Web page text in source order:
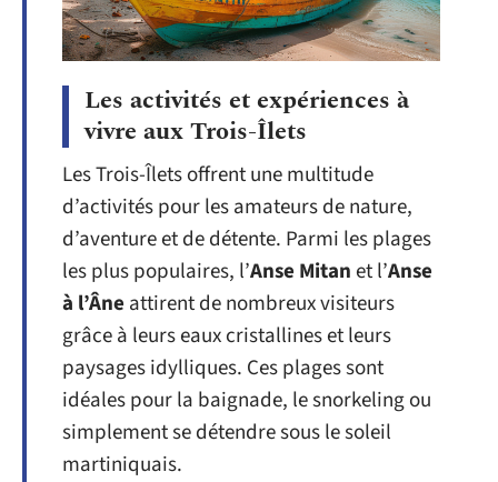
Les activités et expériences à
vivre aux Trois-Îlets
Les Trois-Îlets offrent une multitude
d’activités pour les amateurs de nature,
d’aventure et de détente. Parmi les plages
les plus populaires, l’Anse Mitanet l’Anse
à l’Âne attirent de nombreux visiteurs
grâce à leurs eaux cristallines et leurs
paysages idylliques. Ces plages sont
idéales pour la baignade, le snorkeling ou
simplement se détendre sous le soleil
martiniquais.